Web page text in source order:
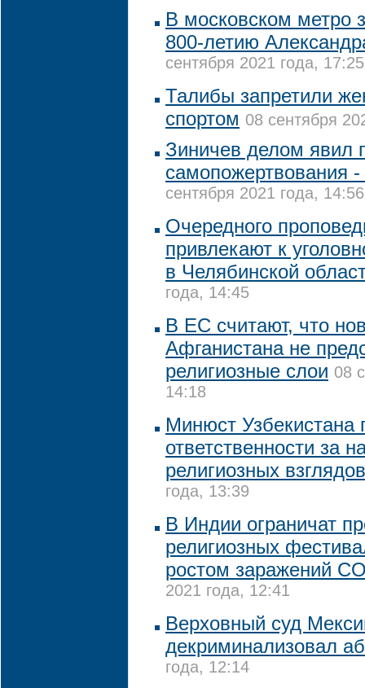
В московском метро
800-летию
сентября 2021 года, 17:25
Талибы запретили
спортом 08 сентября
Зиничев делом явил
самопожертвования
сентября 2021 года, 14:56
Очередного
привлекают к
в Челябинской
года, 14:45
В ЕС считают, что
Афганистана не
религиозные слои 08
14:18
Минюст Узбекистана
ответственности за
религиозных взглядов
года, 13:39
В Индии ограничат
религиозных
ростом заражений
2021 года, 12:41
Верховный суд
декриминализовал
года, 12:14